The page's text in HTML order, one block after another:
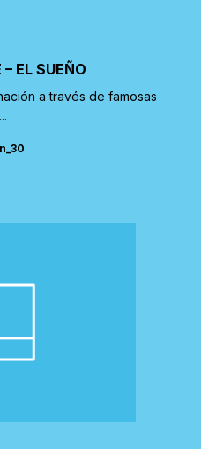
– EL SUEÑO
a través de famosas